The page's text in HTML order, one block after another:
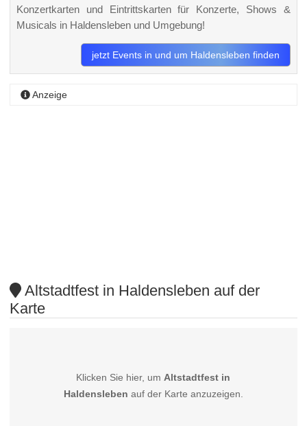
Konzertkarten und Eintrittskarten für Konzerte, Shows &
Musicals in Haldensleben und Umgebung!
jetzt Events in und um Haldensleben finden
Anzeige
Altstadtfest in Haldensleben auf der
Karte
Klicken Sie hier, umAltstadtfest in
Haldensleben auf der Karte anzuzeigen.